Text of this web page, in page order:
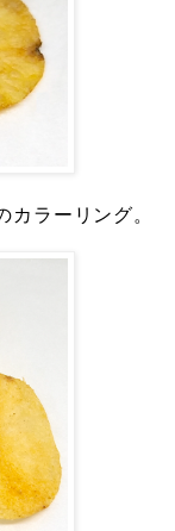
カラーリング。